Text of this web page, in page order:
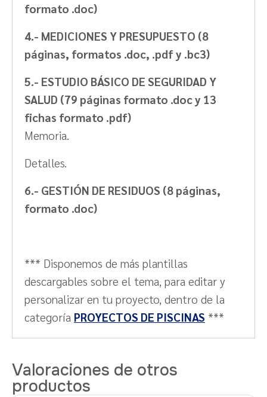
formato .doc)
4.- MEDICIONES Y PRESUPUESTO (8
páginas, formatos .doc, .pdf y .bc3)
5.- ESTUDIO BÁSICO DE SEGURIDAD Y
SALUD (79 páginas formato .doc y 13
fichas formato .pdf)
Memoria.
Detalles.
6.- GESTIÓN DE RESIDUOS (8 páginas,
formato .doc)
*** Disponemos de más plantillas
descargables sobre el tema, para editar y
personalizar en tu proyecto, dentro de la
categoría PROYECTOS DE PISCINAS ***
Valoraciones de otros
productos